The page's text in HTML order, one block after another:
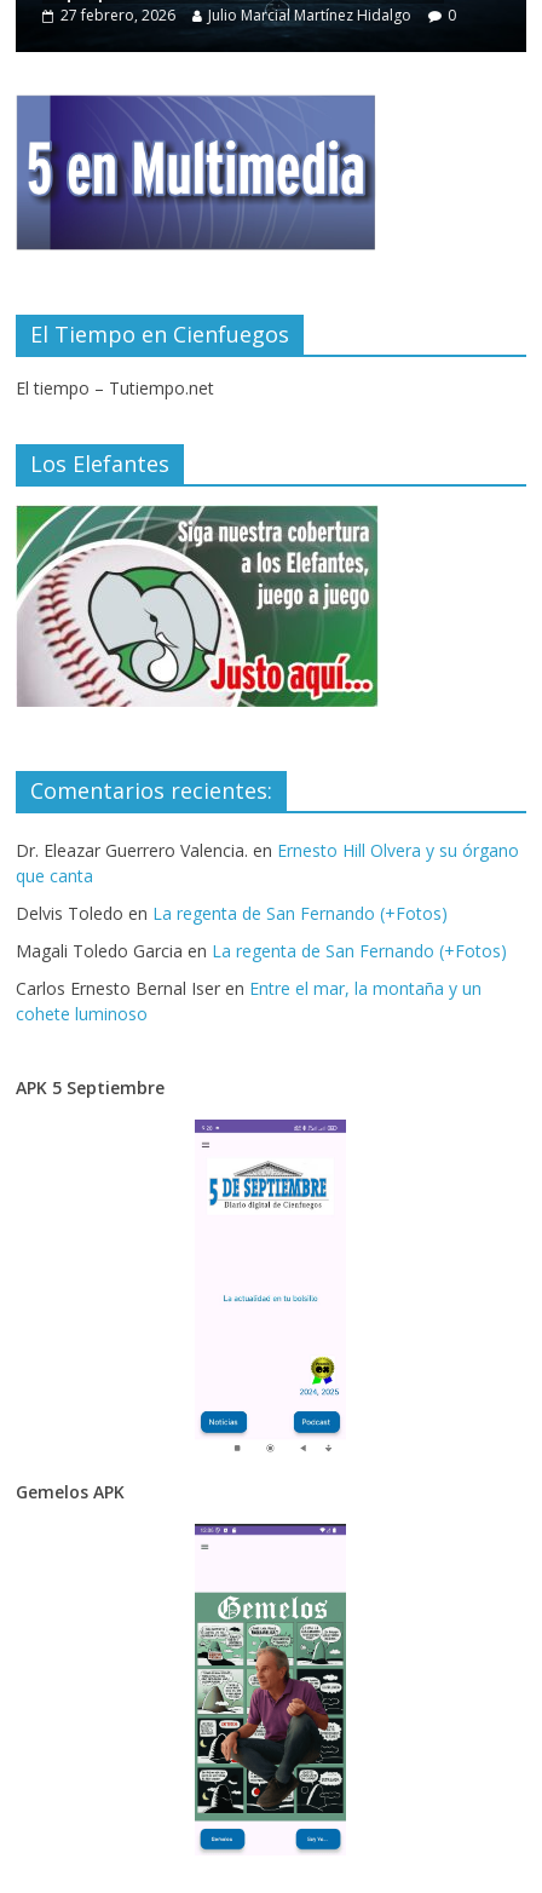
27 febrero, 2026 Julio Marcial Martínez Hidalgo 0
El Tiempo en Cienfuegos
El tiempo – Tutiempo.net
Los Elefantes
Comentarios recientes:
Dr. Eleazar Guerrero Valencia. en Ernesto Hill Olvera y su órgano
que canta
Delvis Toledo en La regenta de San Fernando (+Fotos)
Magali Toledo Garcia en La regenta de San Fernando (+Fotos)
Carlos Ernesto Bernal Iser en Entre el mar, la montaña y un
cohete luminoso
APK 5 Septiembre
Gemelos APK